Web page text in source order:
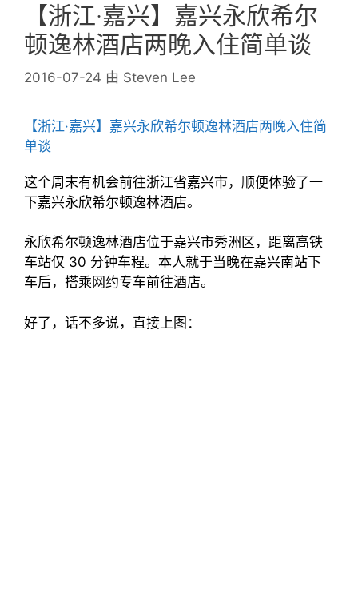
【浙江·嘉兴】嘉兴永欣希尔
顿逸林酒店两晚入住简单谈
2016-07-24 由 Steven Lee
【浙江·嘉兴】嘉兴永欣希尔顿逸林酒店两晚入住简
单谈
这个周末有机会前往浙江省嘉兴市，顺便体验了一
下嘉兴永欣希尔顿逸林酒店。
永欣希尔顿逸林酒店位于嘉兴市秀洲区，距离高铁
车站仅 30 分钟车程。本人就于当晚在嘉兴南站下
车后，搭乘网约专车前往酒店。
好了，话不多说，直接上图：